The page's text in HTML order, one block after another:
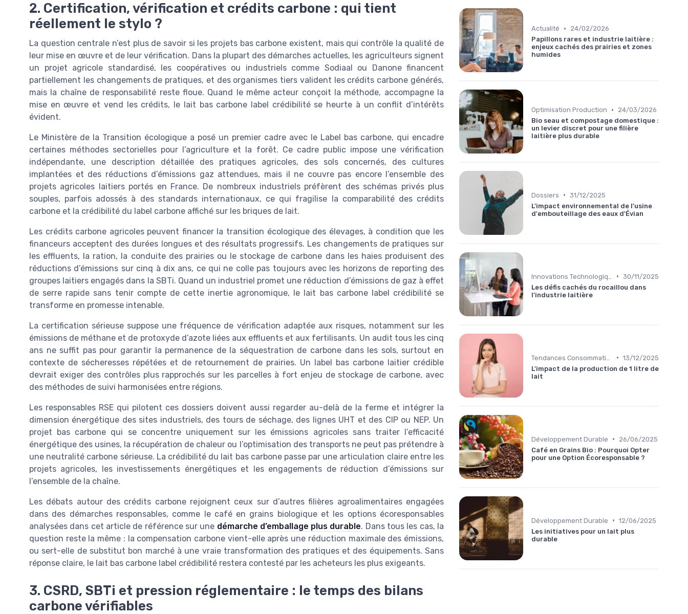
2. Certification, vérification et crédits carbone : qui tient
réellement le stylo ?
La question centrale n’est plus de savoir si les projets bas carbone existent, mais qui contrôle la qualité de
leur mise en œuvre et de leur vérification. Dans la plupart des démarches actuelles, les agriculteurs signent
un projet agricole standardisé, les coopératives ou industriels comme Sodiaal ou Danone financent
partiellement les changements de pratiques, et des organismes tiers valident les crédits carbone générés,
mais la chaîne de responsabilité reste floue. Quand le même acteur conçoit la méthode, accompagne la
mise en œuvre et vend les crédits, le lait bas carbone label crédibilité se heurte à un conflit d’intérêts
évident.
Le Ministère de la Transition écologique a posé un premier cadre avec le Label bas carbone, qui encadre
certaines méthodes sectorielles pour l’agriculture et la forêt. Ce cadre public impose une vérification
indépendante, une description détaillée des pratiques agricoles, des sols concernés, des cultures
implantées et des réductions d’émissions gaz attendues, mais il ne couvre pas encore l’ensemble des
projets agricoles laitiers portés en France. De nombreux industriels préfèrent des schémas privés plus
souples, parfois adossés à des standards internationaux, ce qui fragilise la comparabilité des crédits
carbone et la crédibilité du label carbone affiché sur les briques de lait.
Les crédits carbone agricoles peuvent financer la transition écologique des élevages, à condition que les
financeurs acceptent des durées longues et des résultats progressifs. Les changements de pratiques sur
les effluents, la ration, la conduite des prairies ou le stockage de carbone dans les haies produisent des
réductions d’émissions sur cinq à dix ans, ce qui ne colle pas toujours avec les horizons de reporting des
groupes laitiers engagés dans la SBTi. Quand un industriel promet une réduction d’émissions de gaz à effet
de serre rapide sans tenir compte de cette inertie agronomique, le lait bas carbone label crédibilité se
transforme en promesse intenable.
La certification sérieuse suppose une fréquence de vérification adaptée aux risques, notamment sur les
émissions de méthane et de protoxyde d’azote liées aux effluents et aux fertilisants. Un audit tous les cinq
ans ne suffit pas pour garantir la permanence de la séquestration de carbone dans les sols, surtout en
contexte de sécheresses répétées et de retournement de prairies. Un label bas carbone laitier crédible
devrait exiger des contrôles plus rapprochés sur les parcelles à fort enjeu de stockage de carbone, avec
des méthodes de suivi harmonisées entre régions.
Les responsables RSE qui pilotent ces dossiers doivent aussi regarder au-delà de la ferme et intégrer la
dimension énergétique des sites industriels, des tours de séchage, des lignes UHT et des CIP ou NEP. Un
projet bas carbone qui se concentre uniquement sur les émissions agricoles sans traiter l’efficacité
énergétique des usines, la récupération de chaleur ou l’optimisation des transports ne peut pas prétendre à
une neutralité carbone sérieuse. La crédibilité du lait bas carbone passe par une articulation claire entre les
projets agricoles, les investissements énergétiques et les engagements de réduction d’émissions sur
l’ensemble de la chaîne.
Les débats autour des crédits carbone rejoignent ceux sur d’autres filières agroalimentaires engagées
dans des démarches responsables, comme le café en grains biologique et les options écoresponsables
analysées dans cet article de référence sur une démarche d’emballage plus durable. Dans tous les cas, la
question reste la même : la compensation carbone vient-elle après une réduction maximale des émissions,
ou sert-elle de substitut bon marché à une vraie transformation des pratiques et des équipements. Sans
réponse claire, le lait bas carbone label crédibilité restera contesté par les acheteurs les plus exigeants.
3. CSRD, SBTi et pression réglementaire : le temps des bilans
carbone vérifiables
Actualité •
24/02/2026
Papillons rares et industrie laitière :
enjeux cachés des prairies et zones
humides
Optimisation Production •
24/03/2026
Bio seau et compostage domestique :
un levier discret pour une filière
laitière plus durable
Dossiers • 31/12/2025
L'impact environnemental de l'usine
d'embouteillage des eaux d'Évian
• 30/11/2025
Les défis cachés du rocaillou dans
l'industrie laitière
• 13/12/2025
L'impact de la production de 1 litre de
lait
Développement Durable •
26/06/2025
Café en Grains Bio : Pourquoi Opter
pour une Option Écoresponsable ?
Développement Durable • 12/06/2025
Les initiatives pour un lait plus
durable